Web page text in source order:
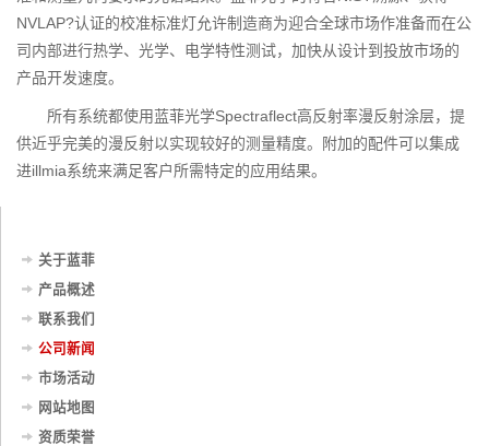
NVLAP?认证的校准标准灯允许制造商为迎合全球市场作准备而在公
司内部进行热学、光学、电学特性测试，加快从设计到投放市场的
产品开发速度。
所有系统都使用蓝菲光学Spectraflect高反射率漫反射涂层，提
供近乎完美的漫反射以实现较好的测量精度。附加的配件可以集成
进illmia系统来满足客户所需特定的应用结果。
关于蓝菲
产品概述
联系我们
公司新闻
市场活动
网站地图
资质荣誉